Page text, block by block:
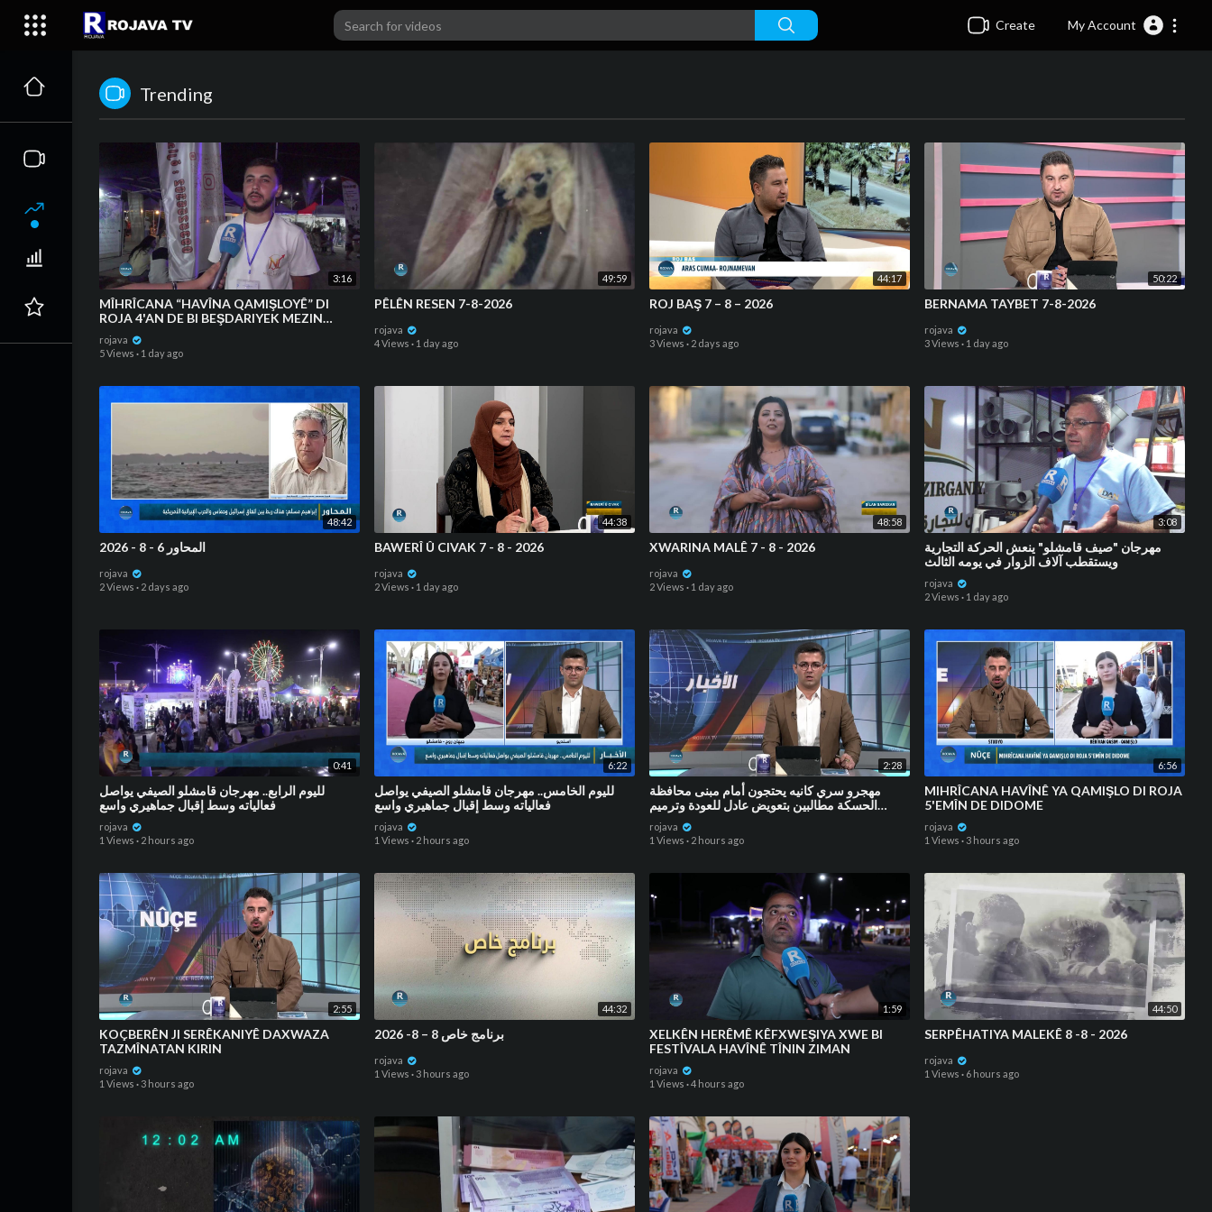
Create My Account
Trending
3:16
MÎHRÎCANA “HAVÎNA QAMIŞLOYÊ” DI
ROJA 4'AN DE BI BEŞDARIYEK MEZIN
DIDOME
rojava
5 Views · 1 day ago
49:59
PÊLÊN RESEN 7-8-2026
rojava
4 Views · 1 day ago
44:17
ROJ BAŞ 7 – 8 – 2026
rojava
3 Views · 2 days ago
50:22
BERNAMA TAYBET 7-8-2026
rojava
3 Views · 1 day ago
48:42
المحاور 6 - 8 - 2026
rojava
2 Views · 2 days ago
44:38
BAWERÎ Û CIVAK 7 - 8 - 2026
rojava
2 Views · 1 day ago
48:58
XWARINA MALÊ 7 - 8 - 2026
rojava
2 Views · 1 day ago
3:08
مهرجان "صيف قامشلو" ينعش الحركة التجارية
ويستقطب آلاف الزوار في يومه الثالث
rojava
2 Views · 1 day ago
0:41
⁣لليوم الرابع.. مهرجان قامشلو الصيفي يواصل
فعالياته وسط إقبال جماهيري واسع
rojava
1 Views · 2 hours ago
6:22
⁣لليوم الخامس.. مهرجان قامشلو الصيفي يواصل
فعالياته وسط إقبال جماهيري واسع
rojava
1 Views · 2 hours ago
2:28
⁣مهجرو سري كانيه يحتجون أمام مبنى محافظة
الحسكة مطالبين بتعويض عادل للعودة وترميم
منازلهم
rojava
1 Views · 2 hours ago
6:56
⁣MIHRÎCANA HAVÎNÊ YA QAMIŞLO DI ROJA
5'EMÎN DE DIDOME
rojava
1 Views · 3 hours ago
2:55
KOÇBERÊN JI SERÊKANIYÊ DAXWAZA
TAZMÎNATAN KIRIN
rojava
1 Views · 3 hours ago
44:32
⁣برنامج خاص 8 – 8- 2026
rojava
1 Views · 3 hours ago
1:59
XELKÊN HERÊMÊ KÊFXWEŞIYA XWE BI
FESTÎVALA HAVÎNÊ TÎNIN ZIMAN
rojava
1 Views ·4 hours ago
44:50
⁣SERPÊHATIYA MALEKÊ 8 -8 - 2026
rojava
1 Views · 6 hours ago